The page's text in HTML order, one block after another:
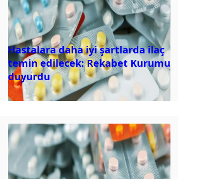
Hastalara daha iyi şartlarda ilaç
temin edilecek: Rekabet Kurumu
duyurdu